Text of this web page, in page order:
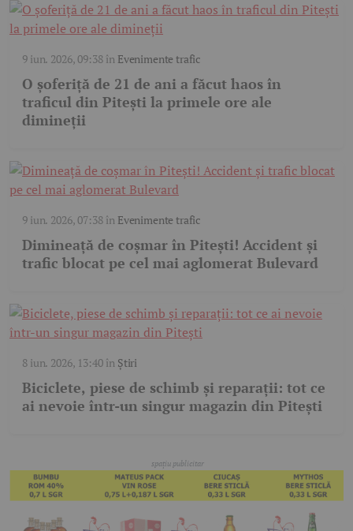
9 iun. 2026, 09:38în Evenimente trafic
O șoferiță de 21 de ani a făcut haos în
traficul din Pitești la primele ore ale
dimineții
9 iun. 2026, 07:38în Evenimente trafic
Dimineață de coșmar în Pitești! Accident și
trafic blocat pe cel mai aglomerat Bulevard
8 iun. 2026, 13:40în Știri
Biciclete, piese de schimb și reparații: tot ce
ai nevoie într-un singur magazin din Pitești